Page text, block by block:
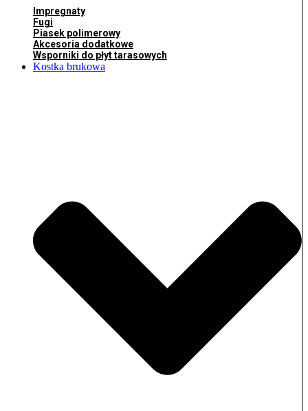
Impregnaty
Fugi
Piasek polimerowy
Akcesoria dodatkowe
Wsporniki do płyt tarasowych
Kostka brukowa